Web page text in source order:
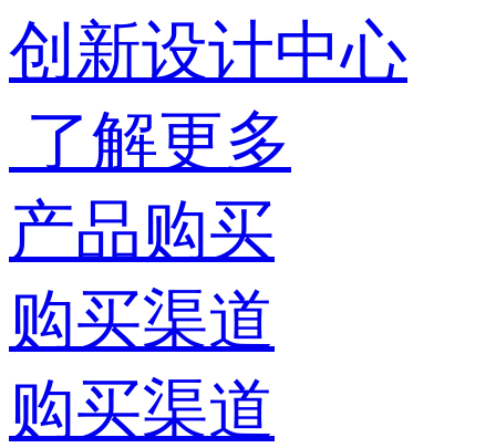
创新设计中心
了解更多
产品购买
购买渠道
购买渠道